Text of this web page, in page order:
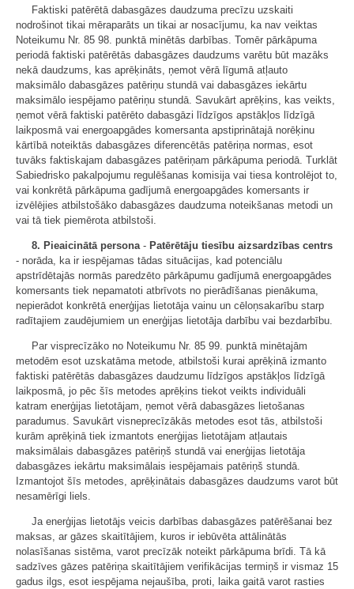
Faktiski patērētā dabasgāzes daudzuma precīzu uzskaiti
nodrošinot tikai mēraparāts un tikai ar nosacījumu, ka nav veiktas
Noteikumu Nr. 85 98. punktā minētās darbības. Tomēr pārkāpuma
periodā faktiski patērētās dabasgāzes daudzums varētu būt mazāks
nekā daudzums, kas aprēķināts, ņemot vērā līgumā atļauto
maksimālo dabasgāzes patēriņu stundā vai dabasgāzes iekārtu
maksimālo iespējamo patēriņu stundā. Savukārt aprēķins, kas veikts,
ņemot vērā faktiski patērēto dabasgāzi līdzīgos apstākļos līdzīgā
laikposmā vai energoapgādes komersanta apstiprinātajā norēķinu
kārtībā noteiktās dabasgāzes diferencētās patēriņa normas, esot
tuvāks faktiskajam dabasgāzes patēriņam pārkāpuma periodā. Turklāt
Sabiedrisko pakalpojumu regulēšanas komisija vai tiesa kontrolējot to,
vai konkrētā pārkāpuma gadījumā energoapgādes komersants ir
izvēlējies atbilstošāko dabasgāzes daudzuma noteikšanas metodi un
vai tā tiek piemērota atbilstoši.
8. Pieaicinātā persona - Patērētāju tiesību aizsardzības centrs
- norāda, ka ir iespējamas tādas situācijas, kad potenciālu
apstrīdētajās normās paredzēto pārkāpumu gadījumā energoapgādes
komersants tiek nepamatoti atbrīvots no pierādīšanas pienākuma,
nepierādot konkrētā enerģijas lietotāja vainu un cēloņsakarību starp
radītajiem zaudējumiem un enerģijas lietotāja darbību vai bezdarbību.
Par visprecīzāko no Noteikumu Nr. 85 99. punktā minētajām
metodēm esot uzskatāma metode, atbilstoši kurai aprēķinā izmanto
faktiski patērētās dabasgāzes daudzumu līdzīgos apstākļos līdzīgā
laikposmā, jo pēc šīs metodes aprēķins tiekot veikts individuāli
katram enerģijas lietotājam, ņemot vērā dabasgāzes lietošanas
paradumus. Savukārt visneprecīzākās metodes esot tās, atbilstoši
kurām aprēķinā tiek izmantots enerģijas lietotājam atļautais
maksimālais dabasgāzes patēriņš stundā vai enerģijas lietotāja
dabasgāzes iekārtu maksimālais iespējamais patēriņš stundā.
Izmantojot šīs metodes, aprēķinātais dabasgāzes daudzums varot būt
nesamērīgi liels.
Ja enerģijas lietotājs veicis darbības dabasgāzes patērēšanai bez
maksas, ar gāzes skaitītājiem, kuros ir iebūvēta attālinātās
nolasīšanas sistēma, varot precīzāk noteikt pārkāpuma brīdi. Tā kā
sadzīves gāzes patēriņa skaitītājiem verifikācijas termiņš ir vismaz 15
gadus ilgs, esot iespējama nejaušība, proti, laika gaitā varot rasties